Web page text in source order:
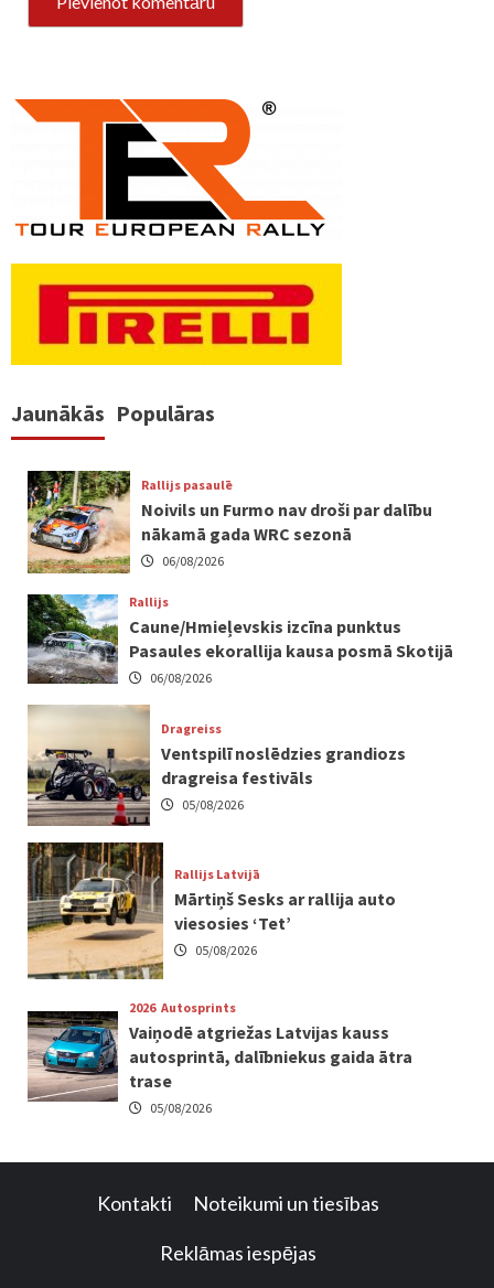
Jaunākās Populāras
Rallijs pasaulē
Noivils un Furmo nav droši par dalību
nākamā gada WRC sezonā
06/08/2026
Rallijs
Caune/Hmieļevskis izcīna punktus
Pasaules ekorallija kausa posmā Skotijā
06/08/2026
Dragreiss
Ventspilī noslēdzies grandiozs
dragreisa festivāls
05/08/2026
Rallijs Latvijā
Mārtiņš Sesks ar rallija auto
viesosies ‘Tet’
05/08/2026
2026 Autosprints
Vaiņodē atgriežas Latvijas kauss
autosprintā, dalībniekus gaida ātra
trase
05/08/2026
Kontakti Noteikumi un tiesības
Reklāmas iespējas